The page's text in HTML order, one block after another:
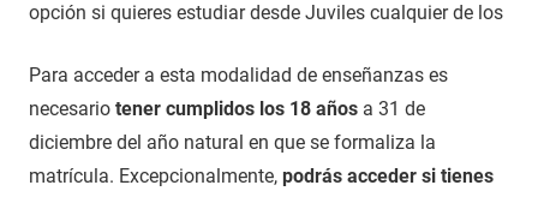
opción si quieres estudiar desde Juviles cualquier de los
Para acceder a esta modalidad de enseñanzas es
necesario tener cumplidos los 18 años a 31 de
diciembre del año natural en que se formaliza la
matrícula. Excepcionalmente, podrás acceder si tienes